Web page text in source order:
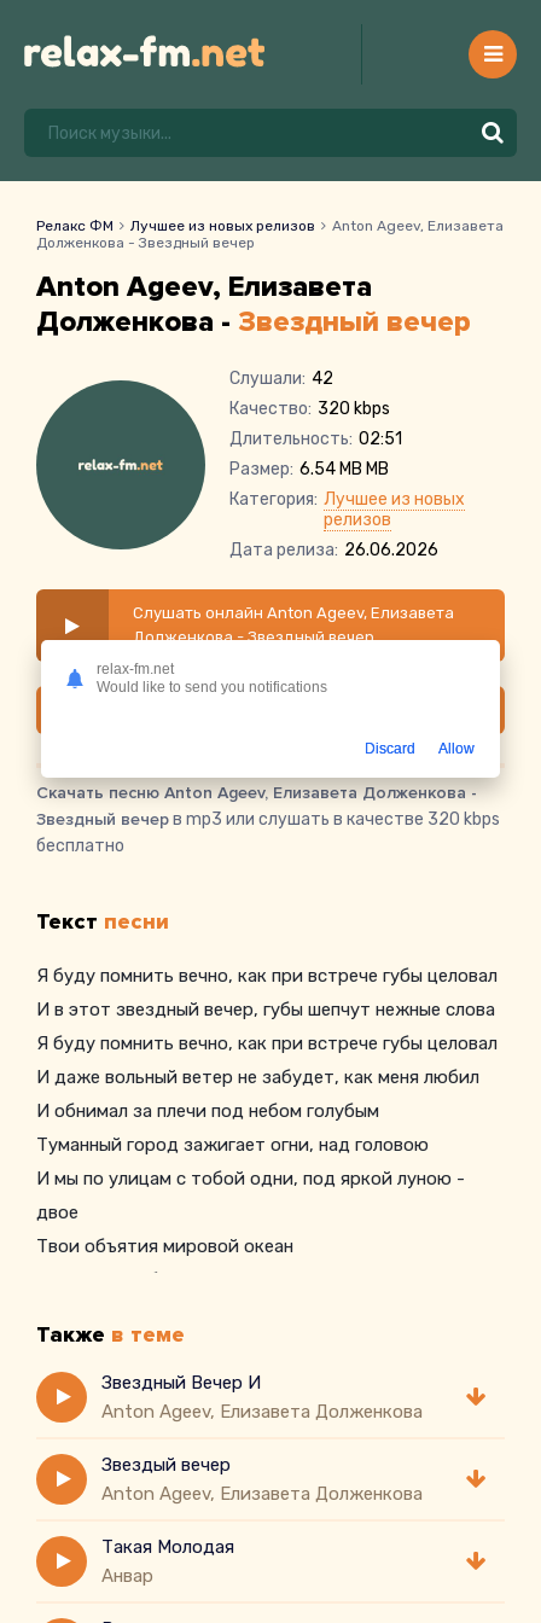
Релакс ФМ Лучшее из новых релизов
Anton Ageev, Елизавета
Долженкова - Звездный вечер
Anton Ageev, Елизавета
Долженкова - Звездный вечер
Слушали: 42
Качество: 320 kbps
Длительность: 02:51
Размер: 6.54 MB MB
Категория: Лучшее из новых
релизов
Дата релиза: 26.06.2026
Слушать онлайн Anton Ageev, Елизавета
Долженкова - Звездный вечер
Скачать песню Anton Ageev, Елизавета Долженкова -
Звездный вечерв mp3 или слушать в качестве 320 kbps
бесплатно
Текст песни
Я буду помнить вечно, как при встрече губы целовал
И в этот звездный вечер, губы шепчут нежные слова
Я буду помнить вечно, как при встрече губы целовал
И даже вольный ветер не забудет, как меня любил
И обнимал за плечи под небом голубым
Туманный город зажигает огни, над головою
И мы по улицам с тобой одни, под яркой луною -
двое
Твои объятия мировой океан
В котором я бесследно так утопаю
Пускай как можно дольше не наступает, знаешь
И в этот звездный вечер, губы шепчут нежные слова
Также в теме
Звездный Вечер И
Anton Ageev, Елизавета Долженкова
Звездый вечер
Anton Ageev, Елизавета Долженкова
Такая Молодая
Анвар
relax-fm.net
Would like to send you notifications
Discard Allow